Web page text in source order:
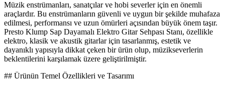
Müzik enstrümanları, sanatçılar ve hobi severler için en önemli
araçlardır. Bu enstrümanların güvenli ve uygun bir şekilde muhafaza
edilmesi, performansı ve uzun ömürleri açısından büyük önem taşır.
Presto Klump Sap Dayamalı Elektro Gitar Sehpası Stanı, özellikle
elektro, klasik ve akustik gitarlar için tasarlanmış, estetik ve
dayanıklı yapısıyla dikkat çeken bir ürün olup, müzikseverlerin
beklentilerini karşılamak üzere geliştirilmiştir.
## Ürünün Temel Özellikleri ve Tasarımı